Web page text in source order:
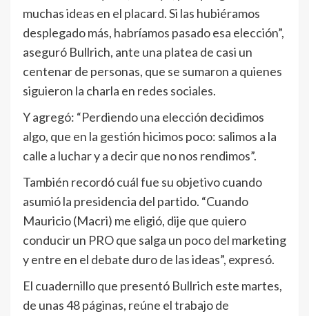
muchas ideas en el placard. Si las hubiéramos
desplegado más, habríamos pasado esa elección”,
aseguró Bullrich, ante una platea de casi un
centenar de personas, que se sumaron a quienes
siguieron la charla en redes sociales.
Y agregó: “Perdiendo una elección decidimos
algo, que en la gestión hicimos poco: salimos a la
calle a luchar y a decir que no nos rendimos”.
También recordó cuál fue su objetivo cuando
asumió la presidencia del partido. “Cuando
Mauricio (Macri) me eligió, dije que quiero
conducir un PRO que salga un poco del marketing
y entre en el debate duro de las ideas”, expresó.
El cuadernillo que presentó Bullrich este martes,
de unas 48 páginas, reúne el trabajo de